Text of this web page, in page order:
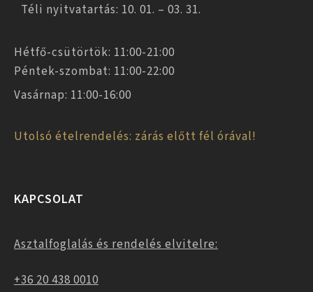
Téli nyitvatartás: 10. 01. – 03. 31.
Hétfő-csütörtök: 11:00-21:00
Péntek-szombat: 11:00-22:00
Vasárnap: 11:00-16:00
Utolsó ételrendelés: zárás előtt fél órával!
KAPCSOLAT
Asztalfoglalás és rendelés elvitelre:
+36 20 438 0010